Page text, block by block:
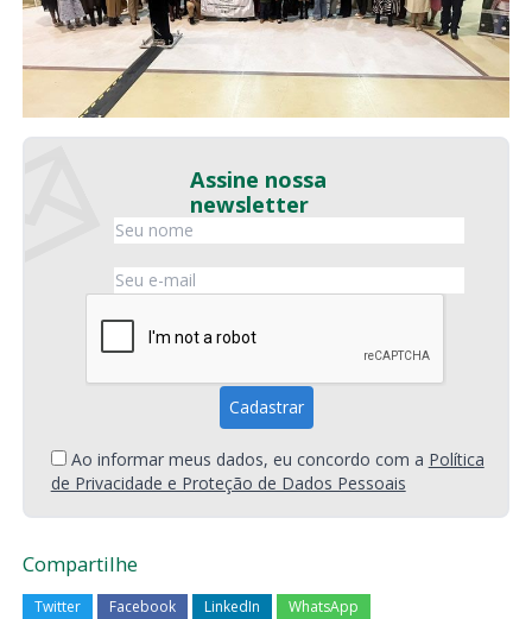
Assine nossa
newsletter
Ao informar meus dados, eu concordo com a Política
de Privacidade e Proteção de Dados Pessoais
Compartilhe
Twitter Facebook LinkedIn WhatsApp